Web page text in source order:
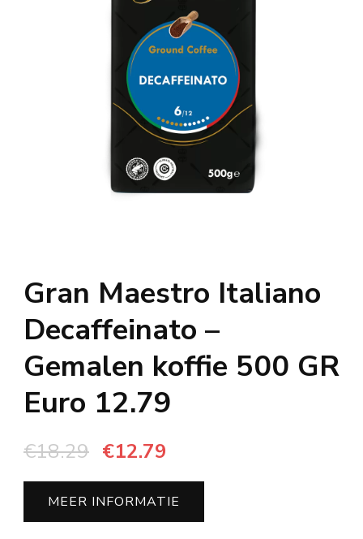
Gran Maestro Italiano
Decaffeinato –
Gemalen koffie 500 GR
Euro 12.79
€18.29 Oorspronkelijke
prijs
was:
€18.29.
€12.79
prijs
is:
€12.79.
MEER INFORMATIE